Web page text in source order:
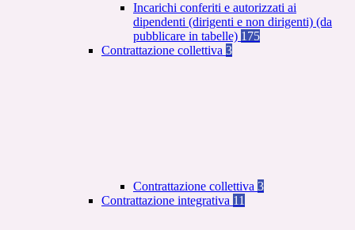
Incarichi conferiti e autorizzati ai
dipendenti (dirigenti e non dirigenti) (da
pubblicare in tabelle) 175
Contrattazione collettiva 3
Contrattazione collettiva 3
Contrattazione integrativa 11